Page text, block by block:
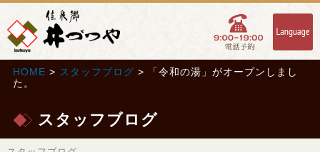
HOME > スタッフブログ > 「令和の湯」がオープンしまし
た。
スタッフブログ